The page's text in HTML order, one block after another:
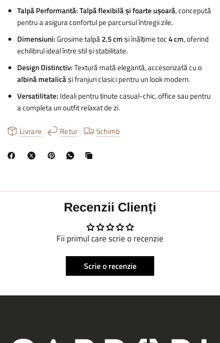
Talpă Performantă:Talpă flexibilă și foarte ușoară, concepută
pentru a asigura confortul pe parcursul întregii zile.
Dimensiuni:Grosime talpă2.5 cmși înălțime toc4 cm, oferind
echilibrul ideal între stil și stabilitate.
Design Distinctiv:Textură mată elegantă, accesorizată cu o
albină metalicăși franjuri clasici pentru un look modern.
Versatilitate: Ideali pentru ținute casual-chic, office sau pentru
a completa un outfit relaxat de zi.
Livrare Retur Schimb
Recenzii Clienți
Fii primul care scrie o recenzie
Scrie o recenzie